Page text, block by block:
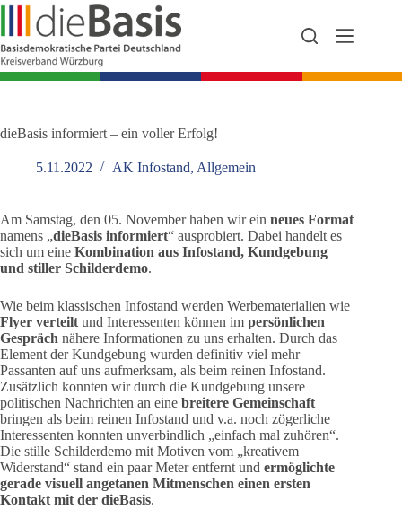
Zum
springen
dieBasis informiert – ein voller Erfolg!
5.11.2022 AK Infostand, Allgemein
Am Samstag, den 05. November haben wir ein neues Format
namens „dieBasis informiert“ ausprobiert. Dabei handelt es
sich um eine Kombination aus Infostand, Kundgebung
und stiller Schilderdemo.
Wie beim klassischen Infostand werden Werbematerialien wie
Flyer verteilt und Interessenten können im persönlichen
Gespräch nähere Informationen zu uns erhalten. Durch das
Element der Kundgebung wurden definitiv viel mehr
Passanten auf uns aufmerksam, als beim reinen Infostand.
Zusätzlich konnten wir durch die Kundgebung unsere
politischen Nachrichten an eine breitere Gemeinschaft
bringen als beim reinen Infostand und v.a. noch zögerliche
Interessenten konnten unverbindlich „einfach mal zuhören“.
Die stille Schilderdemo mit Motiven vom „kreativem
Widerstand“ stand ein paar Meter entfernt und ermöglichte
gerade visuell angetanen Mitmenschen einen ersten
Kontakt mit der dieBasis.